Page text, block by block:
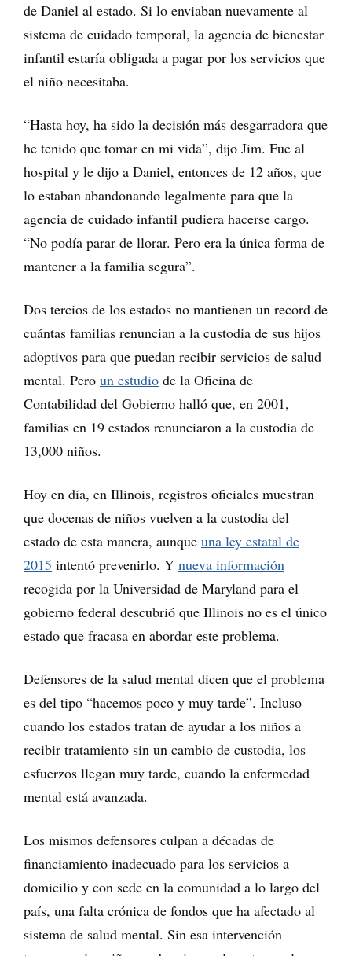
de Daniel al estado. Si lo enviaban nuevamente al
sistema de cuidado temporal, la agencia de bienestar
infantil estaría obligada a pagar por los servicios que
el niño necesitaba.
“Hasta hoy, ha sido la decisión más desgarradora que
he tenido que tomar en mi vida”, dijo Jim. Fue al
hospital y le dijo a Daniel, entonces de 12 años, que
lo estaban abandonando legalmente para que la
agencia de cuidado infantil pudiera hacerse cargo.
“No podía parar de llorar. Pero era la única forma de
mantener a la familia segura”.
Dos tercios de los estados no mantienen un record de
cuántas familias renuncian a la custodia de sus hijos
adoptivos para que puedan recibir servicios de salud
mental. Pero un estudio de la Oficina de
Contabilidad del Gobierno halló que, en 2001,
familias en 19 estados renunciaron a la custodia de
13,000 niños.
Hoy en día, en Illinois, registros oficiales muestran
que docenas de niños vuelven a la custodia del
estado de esta manera, aunque una ley estatal de
2015 intentó prevenirlo. Y nueva información
recogida por la Universidad de Maryland para el
gobierno federal descubrió que Illinois no es el único
estado que fracasa en abordar este problema.
Defensores de la salud mental dicen que el problema
es del tipo “hacemos poco y muy tarde”. Incluso
cuando los estados tratan de ayudar a los niños a
recibir tratamiento sin un cambio de custodia, los
esfuerzos llegan muy tarde, cuando la enfermedad
mental está avanzada.
Los mismos defensores culpan a décadas de
financiamiento inadecuado para los servicios a
domicilio y con sede en la comunidad a lo largo del
país, una falta crónica de fondos que ha afectado al
sistema de salud mental. Sin esa intervención